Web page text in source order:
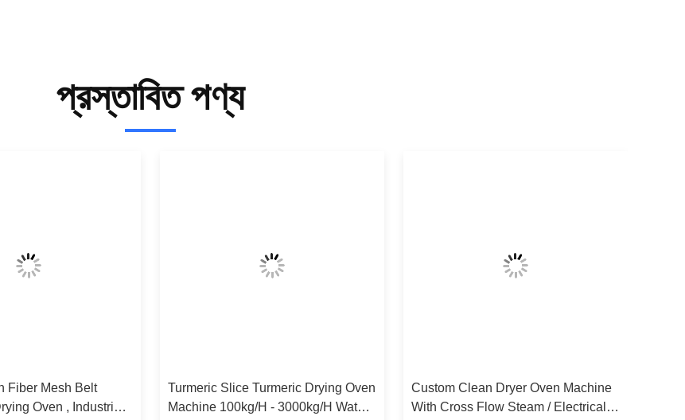
প্রস্তাবিত পণ্য
Fiber Mesh Belt
Oven , Industrial
Turmeric Slice Turmeric Drying Oven
Machine 100kg/H - 3000kg/H Water
Custom Clean Dryer Oven Machine
With Cross Flow Steam / Electrical